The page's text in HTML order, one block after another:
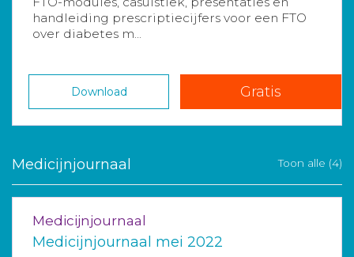
handleiding prescriptiecijfers voor een FTO
over diabetes m...
Download Gratis
Medicijnjournaal Toon alle (4)
Medicijnjournaal
Medicijnjournaal mei 2022